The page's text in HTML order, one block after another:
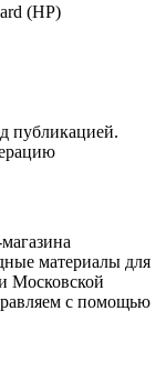
(HP)
публикацией.
материалы для
Московской
с помощью